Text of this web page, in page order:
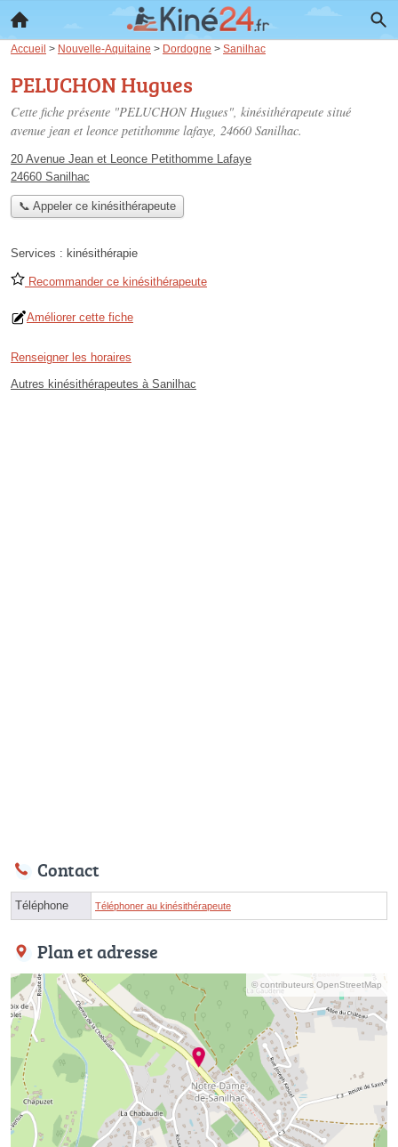
Accueil > Nouvelle-Aquitaine > Dordogne > Sanilhac
PELUCHON Hugues
Cette fiche présente "PELUCHON Hugues", kinésithérapeute situé
avenue jean et leonce petithomme lafaye, 24660 Sanilhac.
20 Avenue Jean et Leonce Petithomme Lafaye
24660 Sanilhac
📞 Appeler ce kinésithérapeute
Services : kinésithérapie
Recommander ce kinésithérapeute
Améliorer cette fiche
Renseigner les horaires
Autres kinésithérapeutes à Sanilhac
Contact
Téléphone Téléphoner au kinésithérapeute
Plan et adresse
© contributeurs OpenStreetMap